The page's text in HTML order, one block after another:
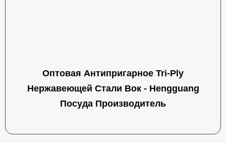
Оптовая Антипригарное Tri-Ply
Нержавеющей Стали Вок - Hengguang
Посуда Производитель